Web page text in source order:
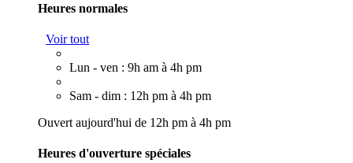
Heures normales
Voir tout
Lun - ven : 9h am à 4h pm
Sam - dim : 12h pm à 4h pm
Ouvert aujourd'hui de 12h pm à 4h pm
Heures d'ouverture spéciales